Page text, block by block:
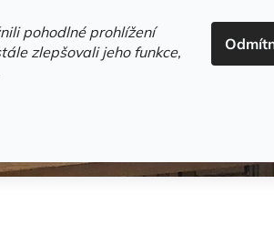
pohodlné prohlížení
zlepšovali jeho funkce,
HLEDAT